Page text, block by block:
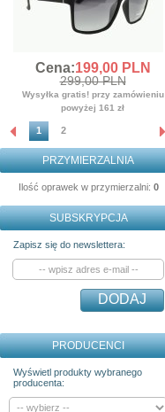
Cena:199,00PLN
299,00 PLN
Wysyłka gratis! przy zamówieniu
powyżej 161 zł
1 2
PRZYMIERZALNIA
Ilość oprawek w przymierzalni: 0
SUBSKRYPCJA
Zapisz się do newslettera:
DODAJ
PRODUCENCI
Wyświetl produkty wybranego
producenta: